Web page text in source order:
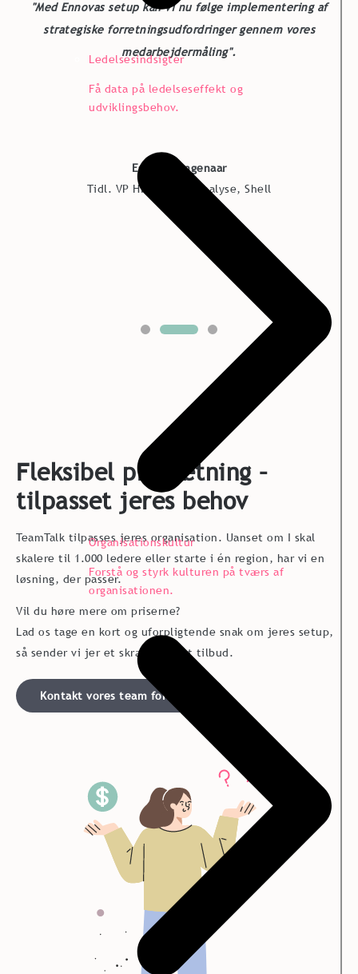
Ledelsesindsigter
Få data på ledelseseffekt og
udviklingsbehov.
Organisationskultur
Forstå og styrk kulturen på tværs af
organisationen.
"Med Ennovas setup kan vi nu følge implementering af
strategiske forretningsudfordringer gennem vores
medarbejdermåling".
Esther Bongenaar
Tidl. VP HR Data og Analyse, Shell
Fleksibel prissætning –
tilpasset jeres behov
TeamTalk tilpasses jeres organisation. Uanset om I skal
skalere til 1.000 ledere eller starte i én region, har vi en
løsning, der passer.
Vil du høre mere om priserne?
Lad os tage en kort og uforpligtende snak om jeres setup,
så sender vi jer et skræddersyet tilbud.
Kontakt vores team for priser